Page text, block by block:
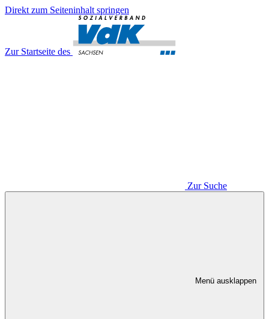
Direkt zum Seiteninhalt springen
Zur Startseite des
Zur Suche
Menü ausklappen